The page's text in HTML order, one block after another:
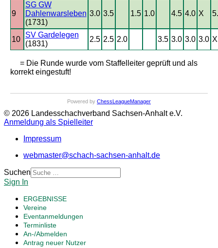
9
SG GW
Dahlenwarsleben
(1731)
3.0 3.5 1.5 1.0 4.5 4.0 X
10
SV Gardelegen
(1831)
2.5 2.5 2.0 3.5 3.0 3.0 3.0 X
= Die Runde wurde vom Staffelleiter geprüft und als
korrekt eingestuft!
Powered by ChessLeagueManager
© 2026 Landesschachverband Sachsen-Anhalt e.V.
Anmeldung als Spielleiter
Impressum
webmaster@schach-sachsen-anhalt.de
Suchen
Sign In
ERGEBNISSE
Vereine
Eventanmeldungen
Terminliste
An-/Abmelden
Antrag neuer Nutzer